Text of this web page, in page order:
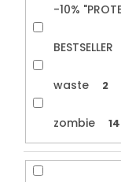
-10%
BESTSELLER
waste 2
zombie 14